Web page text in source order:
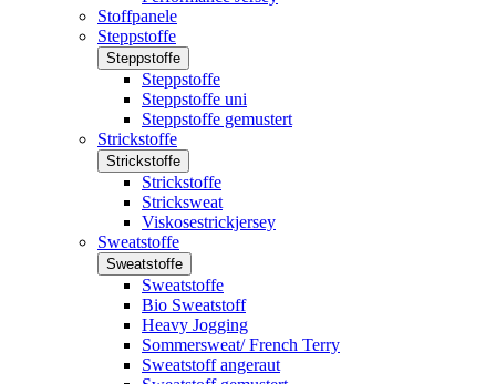
Stoffpanele
Steppstoffe
Steppstoffe
Steppstoffe
Steppstoffe uni
Steppstoffe gemustert
Strickstoffe
Strickstoffe
Strickstoffe
Stricksweat
Viskosestrickjersey
Sweatstoffe
Sweatstoffe
Sweatstoffe
Bio Sweatstoff
Heavy Jogging
Sommersweat/ French Terry
Sweatstoff angeraut